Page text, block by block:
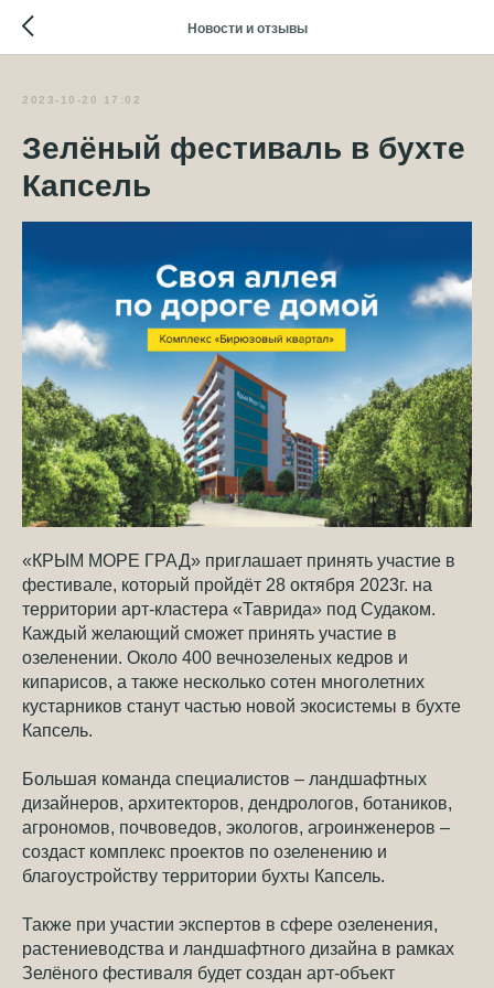
Новости и отзывы
2023-10-20 17:02
Зелёный фестиваль в бухте
Капсель
«КРЫМ МОРЕ ГРАД» приглашает принять участие в
фестивале, который пройдёт 28 октября 2023г. на
территории арт-кластера «Таврида» под Судаком.
Каждый желающий сможет принять участие в
озеленении. Около 400 вечнозеленых кедров и
кипарисов, а также несколько сотен многолетних
кустарников станут частью новой экосистемы в бухте
Капсель.
Большая команда специалистов – ландшафтных
дизайнеров, архитекторов, дендрологов, ботаников,
агрономов, почвоведов, экологов, агроинженеров –
создаст комплекс проектов по озеленению и
благоустройству территории бухты Капсель.
Также при участии экспертов в сфере озеленения,
растениеводства и ландшафтного дизайна в рамках
Зелёного фестиваля будет создан арт-объект